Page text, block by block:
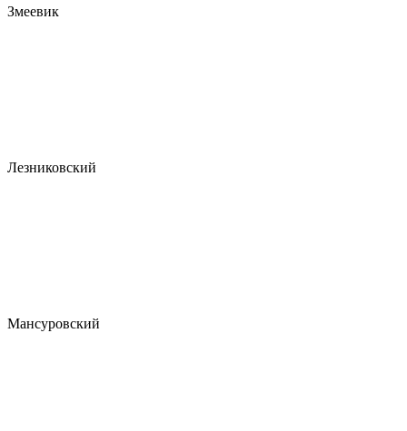
Змеевик
Лезниковский
Мансуровский